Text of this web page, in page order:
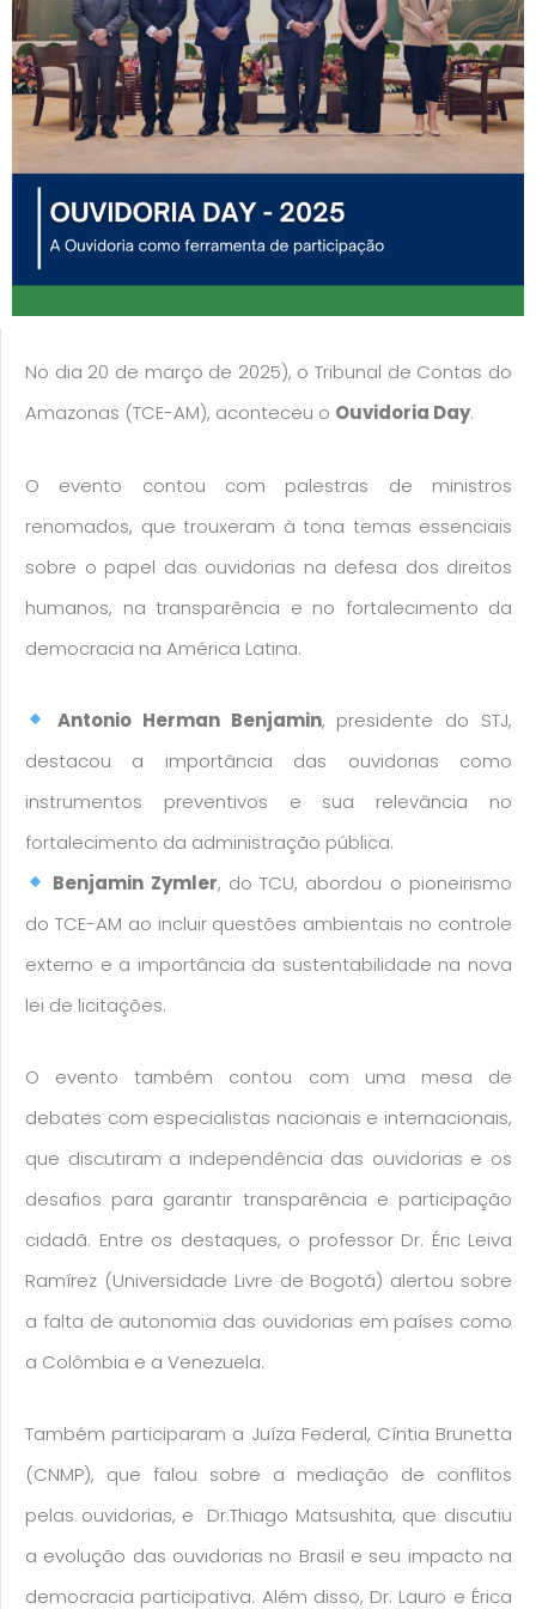
No dia 20 de março de 2025), o Tribunal de Contas do
Amazonas (TCE-AM), aconteceu o Ouvidoria Day.
O evento contou com palestras de ministros
renomados, que trouxeram à tona temas essenciais
sobre o papel das ouvidorias na defesa dos direitos
humanos, na transparência e no fortalecimento da
democracia na América Latina.
Antonio Herman Benjamin, presidente do STJ,
destacou a importância das ouvidorias como
instrumentos preventivos e sua relevância no
fortalecimento da administração pública.
Benjamin Zymler, do TCU, abordou o pioneirismo
do TCE-AM ao incluir questões ambientais no controle
externo e a importância da sustentabilidade na nova
lei de licitações.
O evento também contou com uma mesa de
debates com especialistas nacionais e internacionais,
que discutiram a independência das ouvidorias e os
desafios para garantir transparência e participação
cidadã. Entre os destaques, o professor Dr. Éric Leiva
Ramírez (Universidade Livre de Bogotá) alertou sobre
a falta de autonomia das ouvidorias em países como
a Colômbia e a Venezuela.
Também participaram a Juíza Federal, Cíntia Brunetta
(CNMP), que falou sobre a mediação de conflitos
pelas ouvidorias, e Dr.Thiago Matsushita, que discutiu
a evolução das ouvidorias no Brasil e seu impacto na
democracia participativa. Além disso, Dr. Lauro e Érica